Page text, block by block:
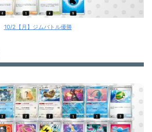
10/2【月】ジムバトル優勝